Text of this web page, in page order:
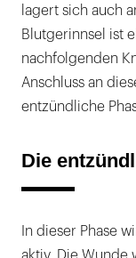
lagert sich auch
Blutgerinnsel ist
nachfolgenden
Anschluss an
entzündliche
Die
In dieser Phase